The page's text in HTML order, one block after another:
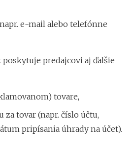
e-mail alebo telefónne
predajcovi aj ďalšie
tovare,
za tovar (napr. číslo účtu,
pripísania úhrady na účet).